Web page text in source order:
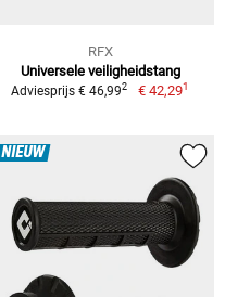
RFX
Universele veiligheidstang
Adviesprijs € 46,992 € 42,291
NIEUW